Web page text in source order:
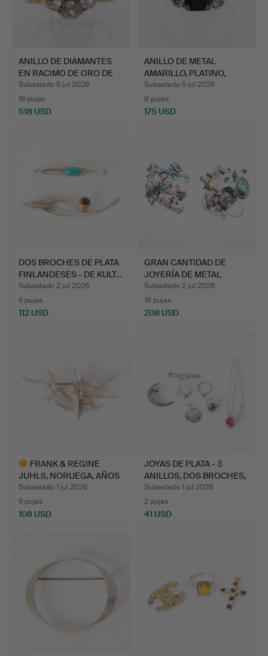
ANILLO DE DIAMANTES
EN RACIMO DE ORO DE
18…
Subastado 5 jul 2026
16 pujas
518 USD
ANILLO DE METAL
AMARILLO, PLATINO,
ZAFIRO …
Subastado 5 jul 2026
8 pujas
175 USD
DOS BROCHES DE PLATA
FINLANDESES - DE KULT…
Subastado 2 jul 2026
6 pujas
112 USD
GRAN CANTIDAD DE
JOYERÍA DE METAL
BLANCO Y…
Subastado 2 jul 2026
18 pujas
208 USD
FRANK & REGINE
JUHLS, NORUEGA, AÑOS
70. BR…
Subastado 1 jul 2026
9 pujas
108 USD
JOYAS DE PLATA - 3
ANILLOS, DOS BROCHES,
U…
Subastado 1 jul 2026
2 pujas
41 USD